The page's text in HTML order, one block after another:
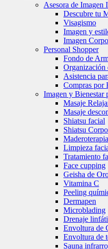
Asesora de Imagen
Descubre tu
Visagismo
Imagen y
Imagen
Personal Shopper
Fondo de
Organización
Asistencia
Compras por
Imagen y Bienestar
Masaje
Masaje
Shiatsu facial
Shiatsu
Maderoterapia
Limpieza
Tratamiento
Face cupping
Geisha de
Vitamina C
Peeling
Dermapen
Microblading
Drenaje
Envoltura de
Envoltura de
Sauna